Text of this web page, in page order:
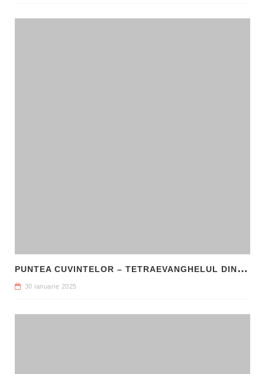
P
UNTEA CUVINTELOR – TETRAEVANGHELUL DIN 1561 ȘI NAȘTEREA LIMBII ROMÂNE LITERARE
30 ianuarie 2025